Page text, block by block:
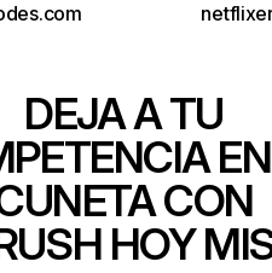
DEJA A TU
CON
HOY